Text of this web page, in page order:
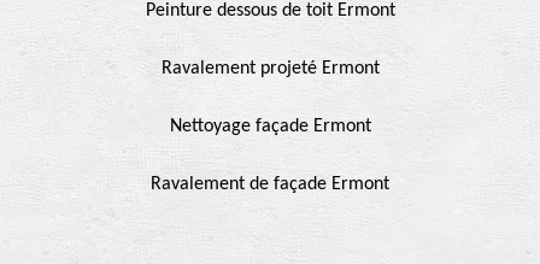
Peinture dessous de toit Ermont
Ravalement projeté Ermont
Nettoyage façade Ermont
Ravalement de façade Ermont